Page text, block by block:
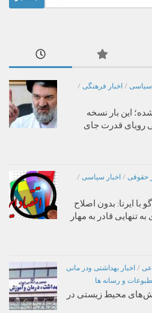
سیاسی / اخبار فرهنگی /
این بار نسخه
رویای قدرت جای
حقوقی / اخبار سیاسی /
ایرنا: بدون اصلاح
تنهایی قادر به مهار
/ اخبار بهداشتی ودر مانی
و رسانه ها
محیط زیستی در